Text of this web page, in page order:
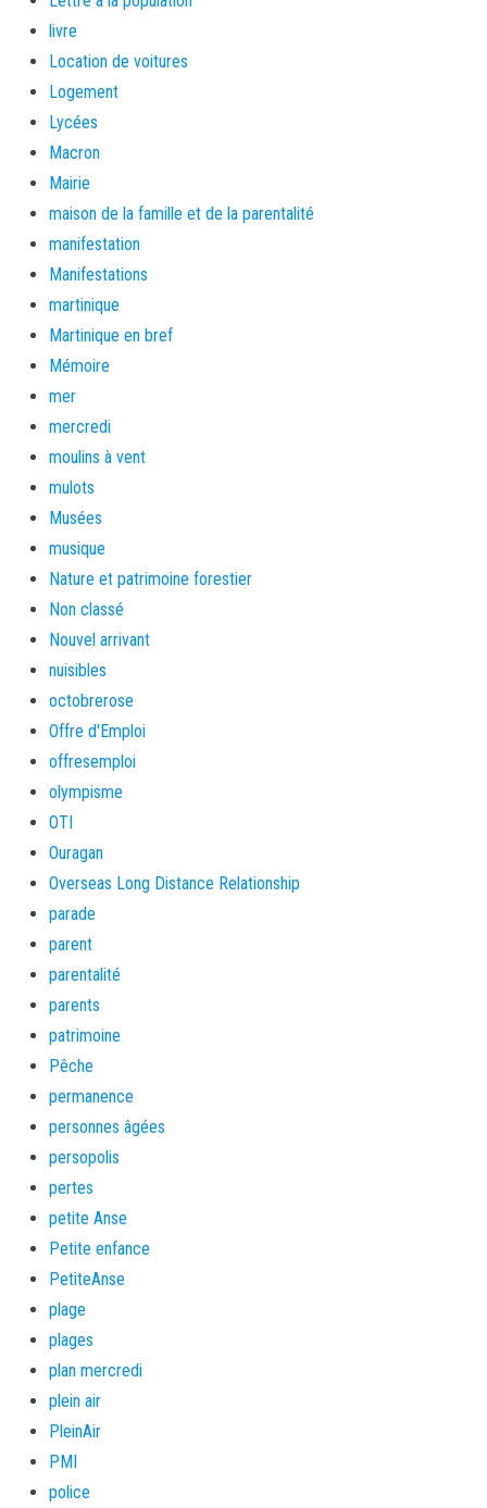
livre
Location de voitures
Logement
Lycées
Macron
Mairie
maison de la famille et de la parentalité
manifestation
Manifestations
martinique
Martinique en bref
Mémoire
mer
mercredi
moulins à vent
mulots
Musées
musique
Nature et patrimoine forestier
Non classé
Nouvel arrivant
nuisibles
octobrerose
Offre d'Emploi
offresemploi
olympisme
OTI
Ouragan
Overseas Long Distance Relationship
parade
parent
parentalité
parents
patrimoine
Pêche
permanence
personnes âgées
persopolis
pertes
petite Anse
Petite enfance
PetiteAnse
plage
plages
plan mercredi
plein air
PleinAir
PMI
police